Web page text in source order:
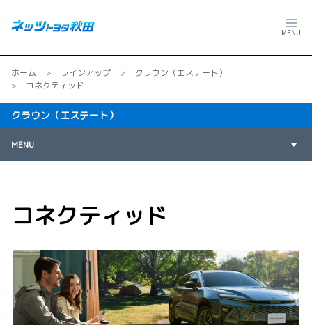
MENU
ホーム ラインアップ
クラウン（エステート）
コネクティッド
クラウン（エステート）
MENU
コネクティッド